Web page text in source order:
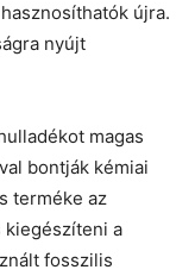
újra.
nyújt
magas
bontják kémiai
terméke az
kiegészíteni a
fosszilis